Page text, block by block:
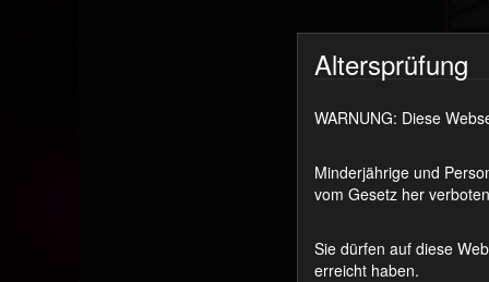
Altersprüfung
WARNUNG: Diese
Minderjährige und
vom Gesetz her
Sie dürfen auf diese
erreicht haben.